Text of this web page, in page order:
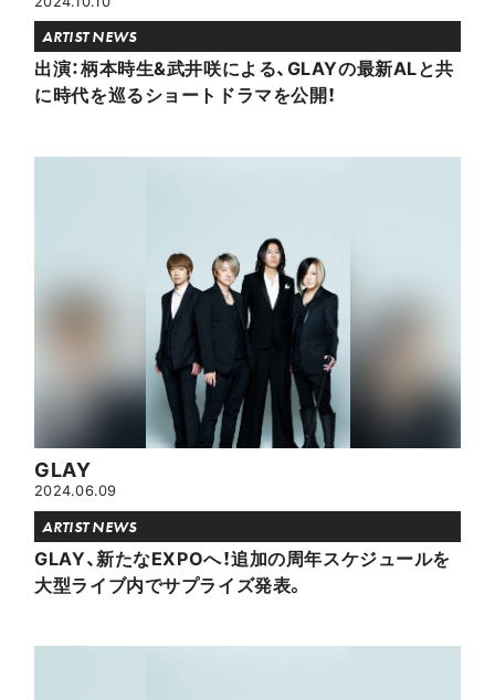
ARTIST NEWS
出演：柄本時生&武井咲による、GLAYの最新ALと共
に時代を巡るショートドラマを公開！
GLAY
2024.06.09
ARTIST NEWS
GLAY、新たなEXPOへ！追加の周年スケジュールを
大型ライブ内でサプライズ発表。